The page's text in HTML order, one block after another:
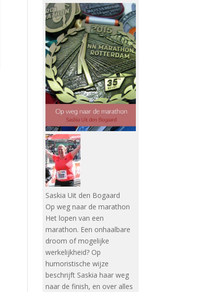
Saskia Uit den Bogaard
Op weg naar de marathon
Het lopen van een
marathon. Een onhaalbare
droom of mogelijke
werkelijkheid? Op
humoristische wijze
beschrijft Saskia haar weg
naar de finish, en over alles